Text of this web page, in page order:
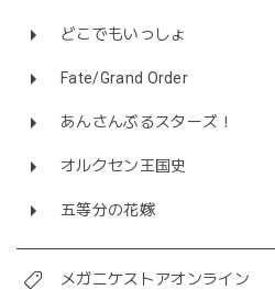
どこでもいっしょ
Fate/Grand Order
あんさんぶるスターズ！
オルクセン王国史
五等分の花嫁
メガニケストアオンライン